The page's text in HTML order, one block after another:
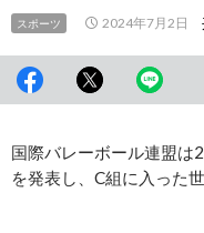
スポーツ 2024年7月2日
国際バレーボール連盟は
を発表し、C組に入った